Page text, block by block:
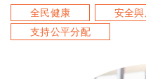
全民健康
安全與
支持公平分配